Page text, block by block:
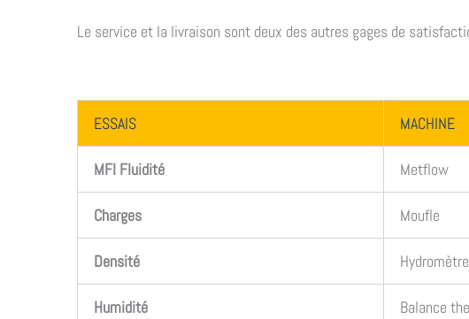
Le service et la livraison sont deux des autres gages de
ESSAIS MACHINE
MFI Fluidité Metflow
Charges Moufle
Densité Hydromètre
Humidité Balance